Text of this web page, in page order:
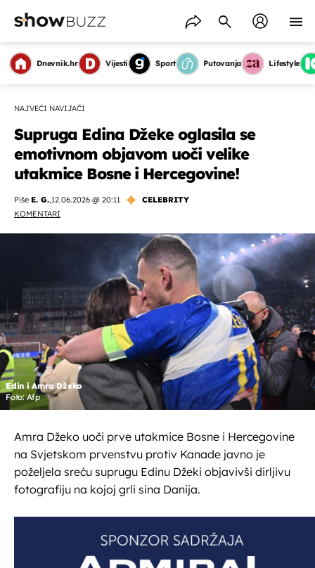
Dnevnik.hr Vijesti Sport Putovanja Lifestyle
NAJVEĆI NAVIJAČI
Supruga Edina Džeke oglasila se
emotivnom objavom uoči velike
utakmice Bosne i Hercegovine!
Piše E. G.,12.06.2026 @ 20:11
CELEBRITY
KOMENTARI
Edin i Amra Džeko
Foto: Afp
Amra Džeko uoči prve utakmice Bosne i Hercegovine
na Svjetskom prvenstvu protiv Kanade javno je
poželjela sreću suprugu Edinu Džeki objavivši dirljivu
fotografiju na kojoj grli sina Danija.
OMOGUĆI OBAVIJESTI